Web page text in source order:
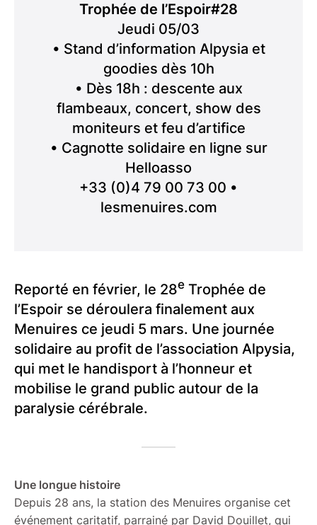
Trophée de l’Espoir#28
Jeudi 05/03
• Stand d’information Alpysia et
goodies dès 10h
• Dès 18h : descente aux
flambeaux, concert, show des
moniteurs et feu d’artifice
• Cagnotte solidaire en ligne sur
Helloasso
+33 (0)4 79 00 73 00 •
lesmenuires.com
Reporté en février, le 28e Trophée de
l’Espoir se déroulera finalement aux
Menuires ce jeudi 5 mars. Une journée
solidaire au profit de l’association Alpysia,
qui met le handisport à l’honneur et
mobilise le grand public autour de la
paralysie cérébrale.
Une longue histoire
Depuis 28 ans, la station des Menuires organise cet
événement caritatif, parrainé par David Douillet, qui